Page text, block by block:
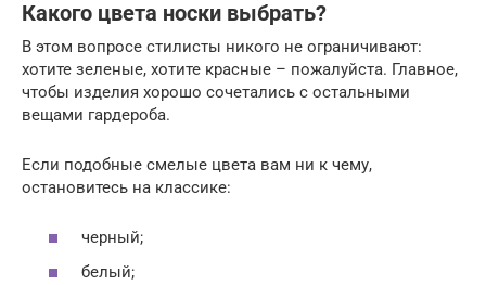
Какого цвета носки выбрать?
В этом вопросе стилисты никого не ограничивают:
хотите зеленые, хотите красные – пожалуйста. Главное,
чтобы изделия хорошо сочетались с остальными
вещами гардероба.
Если подобные смелые цвета вам ни к чему,
остановитесь на классике:
черный;
белый;